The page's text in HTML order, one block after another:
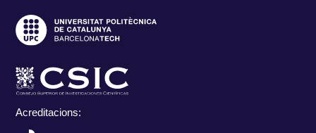
Acreditacions: